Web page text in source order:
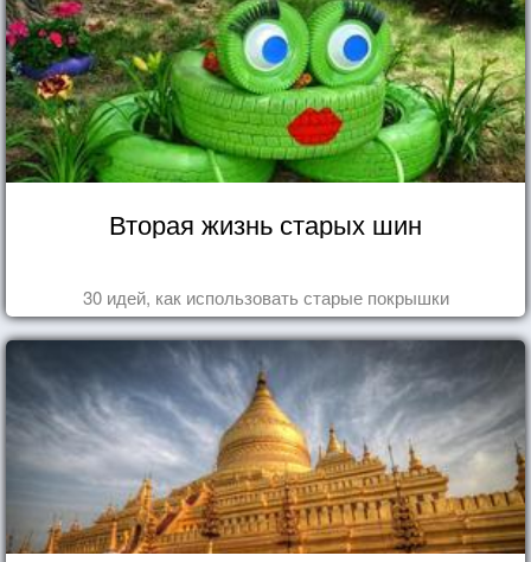
Вторая жизнь старых шин
30 идей, как использовать старые покрышки